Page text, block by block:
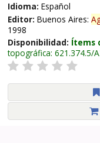
Idioma: Español
Editor: Buenos Aires:
1998
Disponibilidad: Ítems
topográfica: 621.374.5/